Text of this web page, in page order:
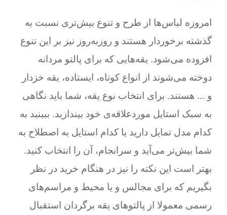
امروزه لباس‌ها از طرح و تنوع بیش‌تری نسبت به
گذشته برخوردار هستند و روزبه‌روز نیز بر این تنوع
افزوده می‌شود. یقه‌هایی که برای پالتو مردانه
دوخته می‌شوند از انواع کوتاه، ایستاده، یقه خز‌دار
و ... هستند. برای انتخاب نوع یقه، شما باید نگاهی
به سبک استایل مورد‌علاقه‌ی خود بیندازید. ببینید به
کدام مدل تمایل دارید یا کدام استایل به اصطلاح به
شما بیش‌تر می‌آید و سر‌انجام، آن را انتخاب کنید.
بهتر است این نکته را نیز در هنگام خرید در نظر
بگیریم که برای مجالس و یا محیط و مراسم‌های
رسمی معمولا از پالتو‌های یقه برگردان استقبال